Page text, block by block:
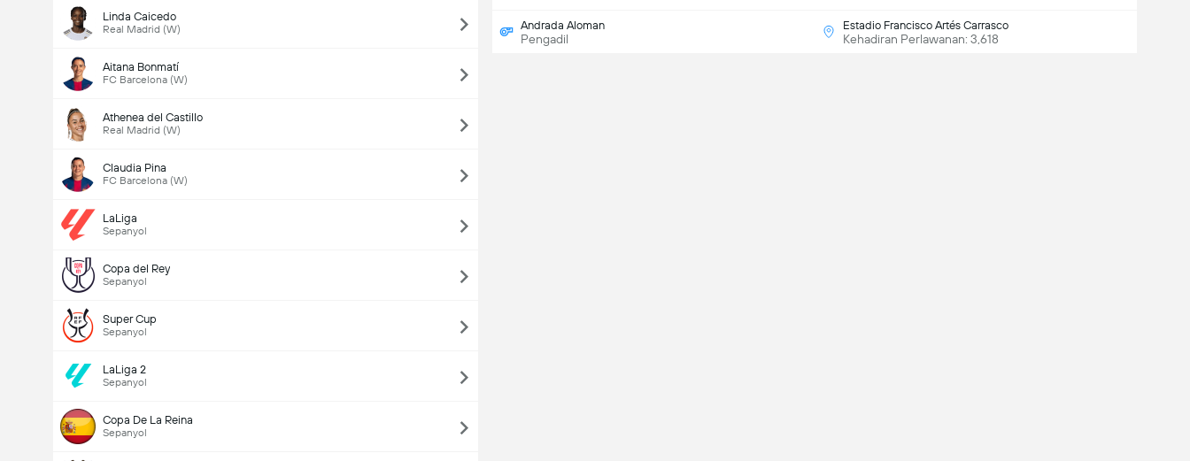
Linda Caicedo
Real Madrid (W)
Aitana Bonmatí
FC Barcelona (W)
Athenea del Castillo
Real Madrid (W)
Claudia Pina
FC Barcelona (W)
LaLiga
Sepanyol
Copa del Rey
Sepanyol
Super Cup
Sepanyol
LaLiga 2
Sepanyol
Copa De La Reina
Sepanyol
Andrada Aloman
Pengadil
Estadio Francisco Artés Carrasco
Kehadiran Perlawanan: 3,618